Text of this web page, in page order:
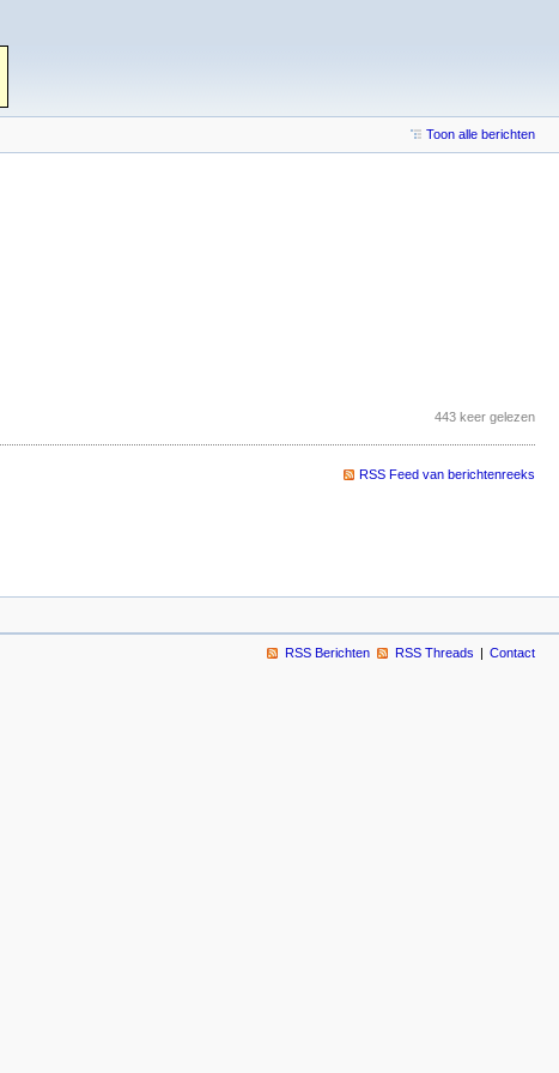
Toon alle berichten
443 keer gelezen
RSS Feed van berichtenreeks
RSS Berichten RSS Threads Contact